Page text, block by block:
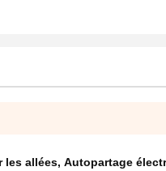
les allées, Autopartage